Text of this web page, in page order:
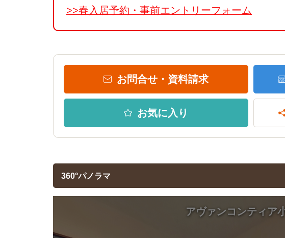
>>春入居予約・事前エントリーフォーム
お問合せ・資料請求
お気に入り
360°パノラマ